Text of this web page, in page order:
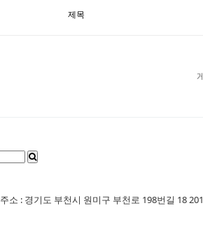
제목
주소 : 경기도 부천시 원미구 부천로 198번길